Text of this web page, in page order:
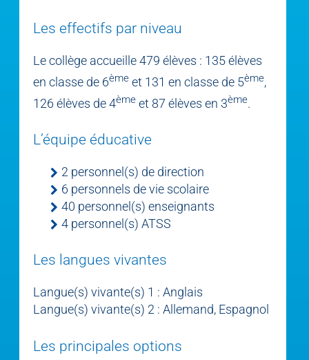
Les effectifs par niveau
Le collège accueille 479 élèves : 135 élèves
en classe de 6ème et 131 en classe de 5ème,
126 élèves de 4ème et 87 élèves en 3ème.
L’équipe éducative
2 personnel(s) de direction
6 personnels de vie scolaire
40 personnel(s) enseignants
4 personnel(s) ATSS
Les langues vivantes
Langue(s) vivante(s) 1 : Anglais
Langue(s) vivante(s) 2 : Allemand, Espagnol
Les principales options